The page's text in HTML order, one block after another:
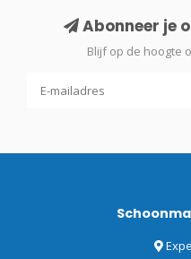
Abonneer je
Blijf op de hoogte